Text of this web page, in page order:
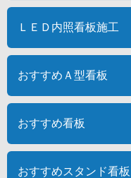
ＬＥＤ内照看板施工
おすすめＡ型看板
おすすめ看板
おすすめスタンド看板